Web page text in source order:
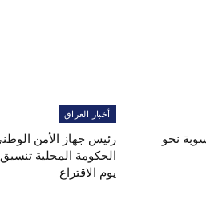
نحو
أخبار العراق
رئيس جهاز الأمن
الحكومة المحلية
يوم الاقتراع